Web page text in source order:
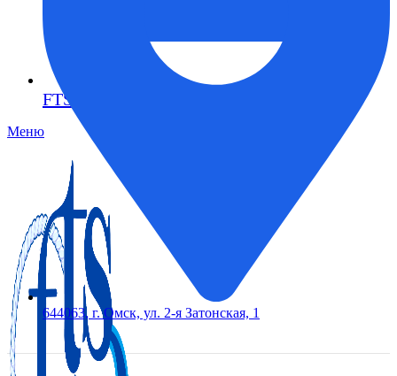
FTS-omsk@mail.ru
Меню
644063, г. Омск, ул. 2-я Затонская, 1